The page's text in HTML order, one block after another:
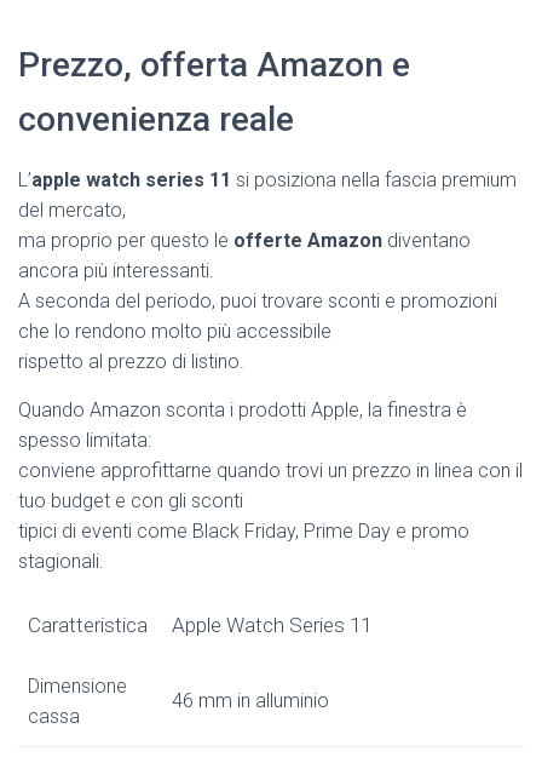
Prezzo, offerta Amazon e
convenienza reale
L’apple watch series 11 si posiziona nella fascia premium
del mercato,
ma proprio per questo le offerte Amazon diventano
ancora più interessanti.
A seconda del periodo, puoi trovare sconti e promozioni
che lo rendono molto più accessibile
rispetto al prezzo di listino.
Quando Amazon sconta i prodotti Apple, la finestra è
spesso limitata:
conviene approfittarne quando trovi un prezzo in linea con il
tuo budget e con gli sconti
tipici di eventi come Black Friday, Prime Day e promo
stagionali.
Caratteristica Apple Watch Series 11
Dimensione
cassa
46 mm in alluminio